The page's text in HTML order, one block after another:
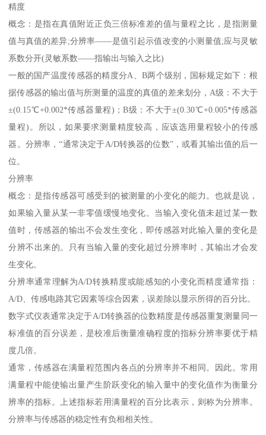
精度
概念：是指在真值附近正负三倍标准差的值与量程之比，是指测量
值与真值的差异;分辨率——是值引起示值改变的小测量值;应与灵敏
系数分开(灵敏系数——指输出与输入之比)
一般的国产温度传感器的精度分A、B两个级别，国标规定如下：根
据传感器的输出值与所测量的温度的真值的差来划分，A级：不大于
±(0.15℃+0.002*传感器量程)；B级：不大于±(0.30℃+0.005*传感器
量程)。所以，如果要求测量精度较高，应该选用量程较小的传感
器。分辨率，“通常决定于A/D转换器的位数”，或看其输出值的后一
位。
分辨率
概念：是指传感器可感受到的被测量的小变化的能力。也就是说，
如果输入量从某一非零值缓慢地变化。当输入变化值未超过某一数
值时，传感器的输出不会发生变化，即传感器对此输入量的变化是
分辨不出来的。只有当输入量的变化超过分辨率时，其输出才会发
生变化。
分辨率通常理解为A/D转换精度或能感知的小变化而精度通常指：
A/D、传感电路其它因素等综合因素，误差除以显示所得的百分比。
数字式仪表通常决定于A/D转换器的位数精度是传感器重复测量同一
标准值的百分误差，是校准后衡量准确程度的指标分辨率要优于精
度几倍。
通常，传感器在满量程范围内各点的分辨率并不相同。因此。常用
满量程中能使输出量产生阶跃变化的输入量中的变化值作为衡量分
辨率的指标。上述指标若用满量程的百分比表示，则称为分辨率。
分辨率与传感器的稳定性有负相相关性。